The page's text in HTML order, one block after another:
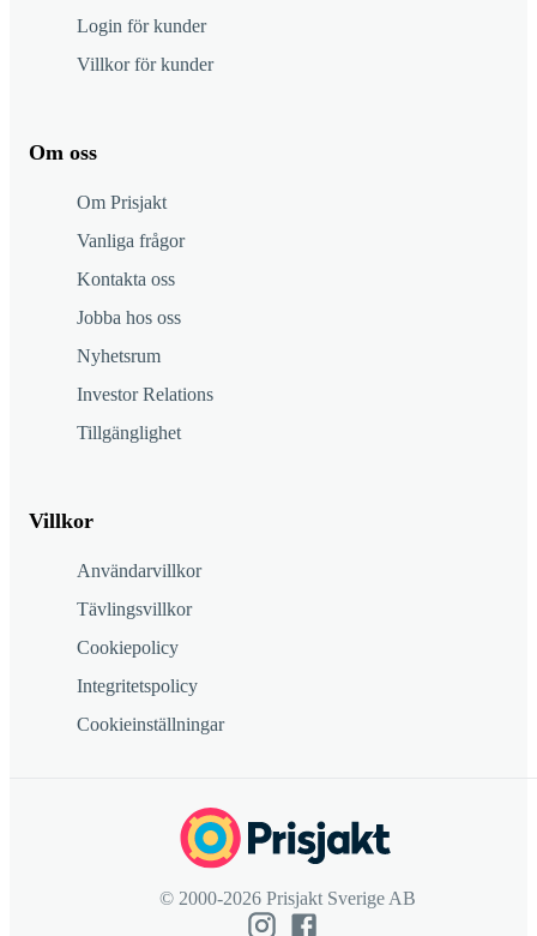
Login för kunder
Villkor för kunder
Om oss
Om Prisjakt
Vanliga frågor
Kontakta oss
Jobba hos oss
Nyhetsrum
Investor Relations
Tillgänglighet
Villkor
Användarvillkor
Tävlingsvillkor
Cookiepolicy
Integritetspolicy
Cookieinställningar
© 2000-2026 Prisjakt Sverige AB